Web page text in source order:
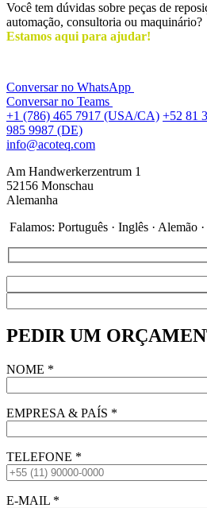
Você tem dúvidas sobre peças de
automação, consultoria ou maquinário?
Estamos aqui para ajudar!
Conversar no WhatsApp
Conversar no Teams
+1 (786) 465 7917 (USA/CA) +52 81
985 9987 (DE)
info@acoteq.com
Am Handwerkerzentrum 1
52156 Monschau
Alemanha
Falamos: Português · Inglês · Alemão
PEDIR UM
NOME *
EMPRESA & PAÍS *
TELEFONE *
E-MAIL *